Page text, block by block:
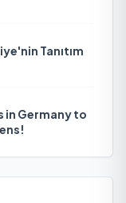
Tanıtım
in Germany to